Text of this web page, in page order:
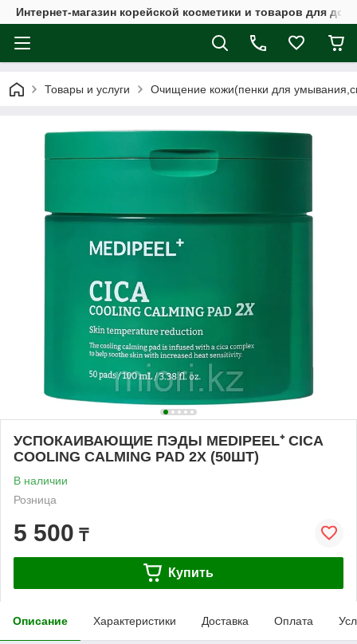
Интернет-магазин корейской косметики и товаров для
Товары и услуги Очищение кожи(пенки для
УСПОКАИВАЮЩИЕ ПЭДЫ MEDIPEEL⁺ CICA
COOLING CALMING PAD 2Х (50ШТ)
В наличии
Розница
5 500 ₸
Купить
Описание Характеристики Доставка Оплата